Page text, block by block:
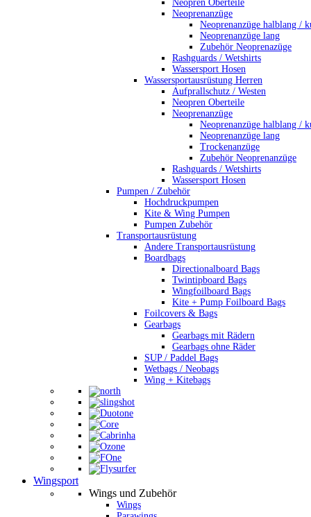
Neopren Oberteile
Neoprenanzüge
Neoprenanzüge halblang /
Neoprenanzüge lang
Zubehör Neoprenazüge
Rashguards / Wetshirts
Wassersport Hosen
Wassersportausrüstung Herren
Aufprallschutz / Westen
Neopren Oberteile
Neoprenanzüge
Neoprenanzüge halblang /
Neoprenanzüge lang
Trockenanzüge
Zubehör Neoprenanzüge
Rashguards / Wetshirts
Wassersport Hosen
Pumpen / Zubehör
Hochdruckpumpen
Kite & Wing Pumpen
Pumpen Zubehör
Transportausrüstung
Andere Transportausrüstung
Boardbags
Directionalboard Bags
Twintipboard Bags
Wingfoilboard Bags
Kite + Pump Foilboard Bags
Foilcovers & Bags
Gearbags
Gearbags mit Rädern
Gearbags ohne Räder
SUP / Paddel Bags
Wetbags / Neobags
Wing + Kitebags
Wingsport
Wings und Zubehör
Wings